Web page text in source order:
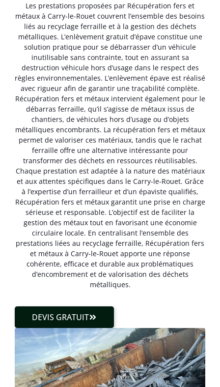
Les prestations proposées par Récupération fers et
métaux à Carry-le-Rouet couvrent l’ensemble des besoins
liés au recyclage ferraille et à la gestion des déchets
métalliques. L’enlèvement gratuit d’épave constitue une
solution pratique pour se débarrasser d’un véhicule
inutilisable sans contrainte, tout en assurant sa
destruction véhicule hors d’usage dans le respect des
règles environnementales. L’enlèvement épave est réalisé
avec rigueur afin de garantir une traçabilité complète.
Récupération fers et métaux intervient également pour le
débarras ferraille, qu’il s’agisse de métaux issus de
chantiers, de véhicules hors d’usage ou d’objets
métalliques encombrants. La récupération fers et métaux
permet de valoriser ces matériaux, tandis que le rachat
ferraille offre une alternative intéressante pour
transformer des déchets en ressources réutilisables.
Chaque prestation est adaptée à la nature des matériaux
et aux attentes spécifiques dans le Carry-le-Rouet. Grâce
à l’expertise d’un ferrailleur et d’un épaviste qualifiés,
Récupération fers et métaux garantit une prise en charge
sérieuse et responsable. L’objectif est de faciliter la
gestion des métaux tout en favorisant une économie
circulaire locale. En centralisant l’ensemble des
prestations liées au recyclage ferraille, Récupération fers
et métaux à Carry-le-Rouet apporte une réponse
cohérente, efficace et durable aux problématiques
d’encombrement et de valorisation des déchets
métalliques.
DEVIS GRATUIT